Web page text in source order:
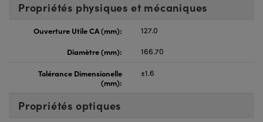
Propriétés physiques et mécaniques
Ouverture Utile CA (mm):
127.0
Diamètre (mm):
166.70
Tolérance Dimensionelle
(mm):
±1.6
Propriétés optiques